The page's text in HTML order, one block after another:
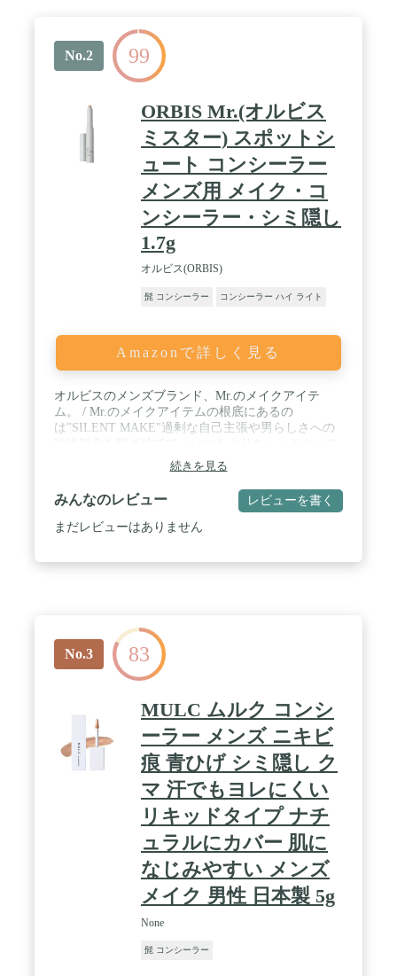
No.2 99
ORBIS Mr.(オルビス
ミスター) スポットシ
ュート コンシーラー
メンズ用 メイク・コ
ンシーラー・シミ隠し
1.7g
オルビス(ORBIS)
髭 コンシーラー コンシーラー ハイ ライト
Amazonで詳しく見る
オルビスのメンズブランド、Mr.のメイクアイテ
ム。 / Mr.のメイクアイテムの根底にあるの
は"SILENT MAKE"過剰な自己主張や男らしさへの
良くて、おしゃれな自分」を叶えます。 / テクニッ
ク不要で気になる部分を簡単にカバー。 / カバーし
たい部分に直接つけて指でなじませるだけ。 / 原産
国:日本 / 無香料、酸化しやすい油分不使用
続きを見る
みんなのレビュー レビューを書く
まだレビューはありません
No.3 83
MULC ムルク コンシ
ーラー メンズ ニキビ
痕 青ひげ シミ隠し ク
マ 汗でもヨレにくい
リキッドタイプ ナチ
ュラルにカバー 肌に
なじみやすい メンズ
メイク 男性 日本製 5g
None
髭 コンシーラー